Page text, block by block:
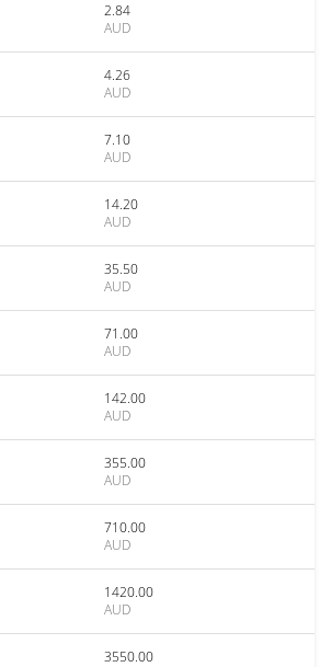
2.84
AUD
4.26
AUD
7.10
AUD
14.20
AUD
35.50
AUD
71.00
AUD
142.00
AUD
355.00
AUD
710.00
AUD
1420.00
AUD
3550.00